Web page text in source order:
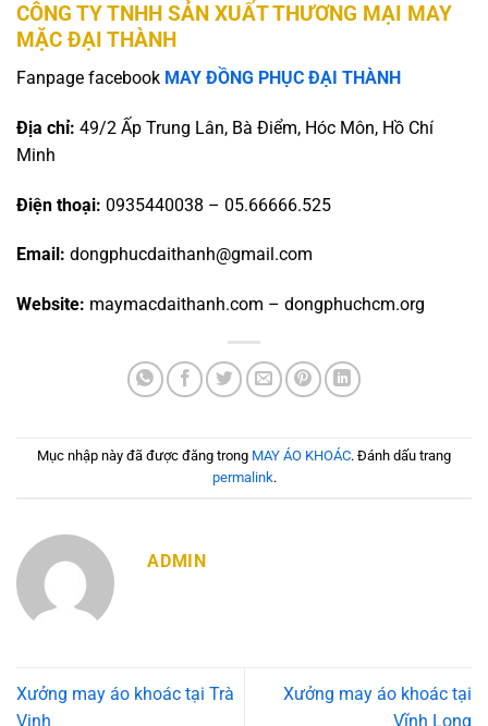
CÔNG TY TNHH SẢN XUẤT THƯƠNG MẠI MAY
MẶC ĐẠI THÀNH
Fanpage facebook MAY ĐỒNG PHỤC ĐẠI THÀNH
Địa chỉ: 49/2 Ấp Trung Lân, Bà Điểm, Hóc Môn, Hồ Chí
Minh
Điện thoại: 0935440038 – 05.66666.525
Email: dongphucdaithanh@gmail.com
Website: maymacdaithanh.com – dongphuchcm.org
Mục nhập này đã được đăng trong MAY ÁO KHOÁC. Đánh dấu trang
permalink.
ADMIN
Xưởng may áo khoác tại Trà
Vinh
Xưởng may áo khoác tại
Vĩnh Long